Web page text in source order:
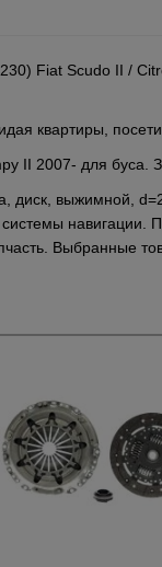
Fiat Scudo II /
квартиры,
II 2007- для буса.
диск,
навигации.
Выбранные